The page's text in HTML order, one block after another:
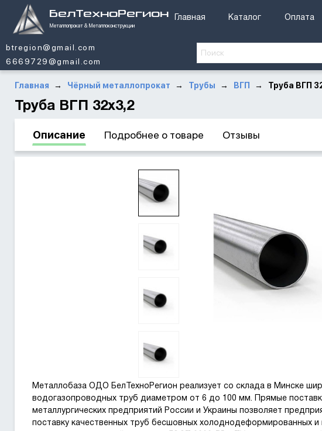
БелТехноРегион
Металлопрокат & Металлоконструкции
Главная Каталог Оплата
btregion@gmail.com
6669729@gmail.com
Главная → Чёрный металлопрокат → Трубы → ВГП → Труба ВГП
Труба ВГП 32x3,2
Описание Подробнее о товаре Отзывы
Металлобаза ОДО БелТехноРегион реализует со склада в Минске
водогазопроводных труб диаметром от 6 до 100 мм. Прямые
металлургических предприятий России и Украины позволяет
поставку качественных труб бесшовных холоднодеформированных